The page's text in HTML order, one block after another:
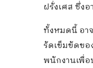
ฝรั่งเศส ซึ่ง
ทั้งหมดนี้ อา
รัดเข็มขัดข
พนักงานเพื่อ